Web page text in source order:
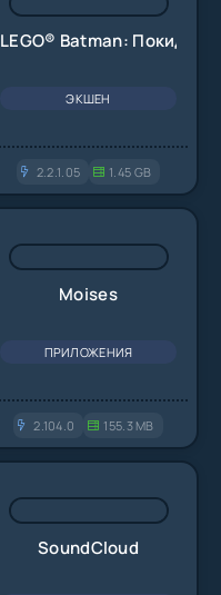
LEGO® Batman: Покидая
ЭКШЕН
2.2.1.05 1.45 GB
Moises
ПРИЛОЖЕНИЯ
2.104.0 155.3 MB
SoundCloud